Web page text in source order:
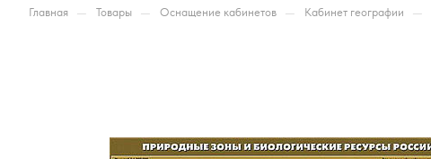
Главная — Товары — Оснащение кабинетов — Кабинет географии —